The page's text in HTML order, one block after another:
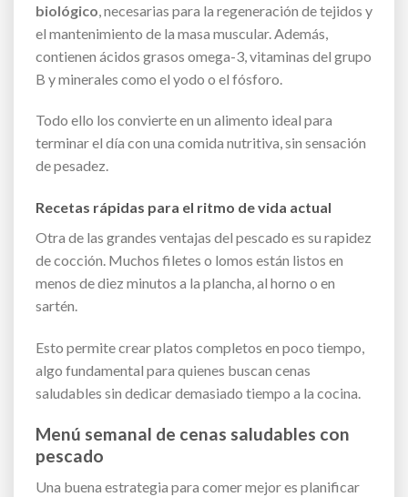
biológico , necesarias para la regeneración de tejidos y
el mantenimiento de la masa muscular. Además,
contienen ácidos grasos omega-3, vitaminas del grupo
B y minerales como el yodo o el fósforo.
Todo ello los convierte en un alimento ideal para
terminar el día con una comida nutritiva, sin sensación
de pesadez.
Recetas rápidas para el ritmo de vida actual
Otra de las grandes ventajas del pescado es su rapidez
de cocción. Muchos filetes o lomos están listos en
menos de diez minutos a la plancha, al horno o en
sartén.
Esto permite crear platos completos en poco tiempo,
algo fundamental para quienes buscan cenas
saludables sin dedicar demasiado tiempo a la cocina.
Menú semanal de cenas saludables con
pescado
Una buena estrategia para comer mejor es planificar